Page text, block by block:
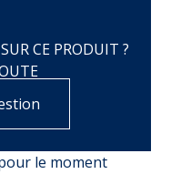
CE PRODUIT ?
le moment